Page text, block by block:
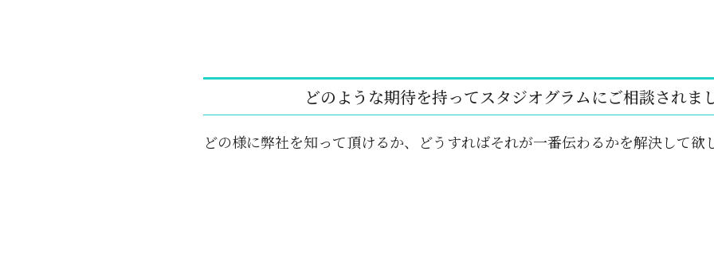
どのような期待を持ってスタジオグラムにご相談されま
どの様に弊社を知って頂けるか、どうすればそれが一番伝わるかを解決して欲